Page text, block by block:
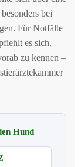
bei
Für Notfälle
es sich,
zu kennen –
Hund